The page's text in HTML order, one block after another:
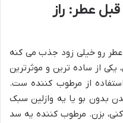
عطر: راز
رو خیلی زود جذب می کنه
از ساده ترین و موثرترین
استفاده از مرطوب کننده ست.
بدون بو یا یه وازلین سبک
بزن. مرطوب کننده یه سد